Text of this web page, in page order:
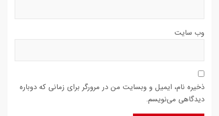
وب‌ سایت
ذخیره نام، ایمیل و وبسایت من در مرورگر برای زمانی که دوباره
دیدگاهی می‌نویسم.